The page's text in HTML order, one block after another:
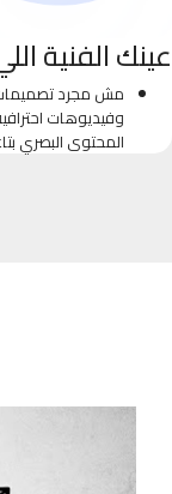
عينك الفنية
مش مجرد
وفيديوهات
المحتوى البصري